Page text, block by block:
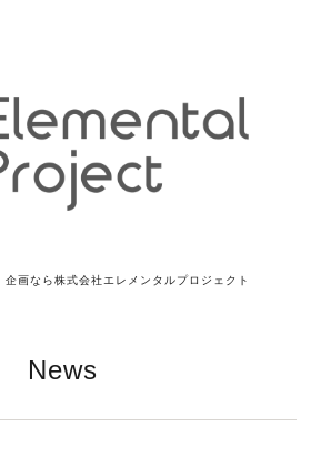
企画なら株式会社エレメンタルプロジェクト
News